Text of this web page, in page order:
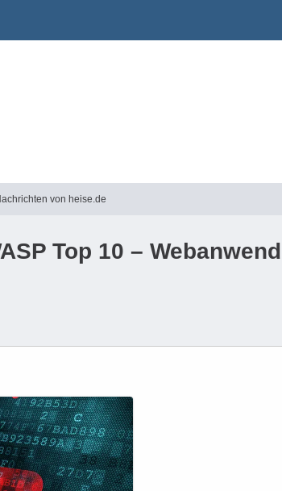
von heise.de
Top 10 –